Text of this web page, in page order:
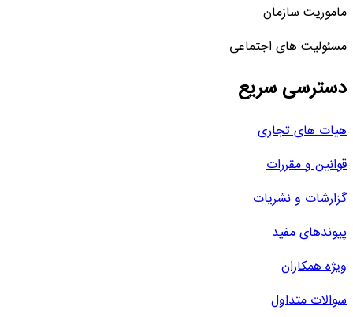
ماموریت سازمان
مسئولیت های اجتماعی
دسترسی سریع
هیات های تجاری
قوانین و مقررات
گزارشات و نشریات
پیوندهای مفید
ویژه همکاران
سوالات متداول